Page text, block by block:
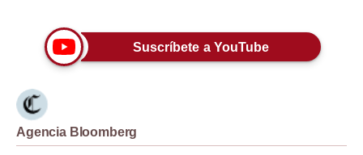
Lujo
Viajes
Moda
Suscríbete a YouTube
Agencia Bloomberg